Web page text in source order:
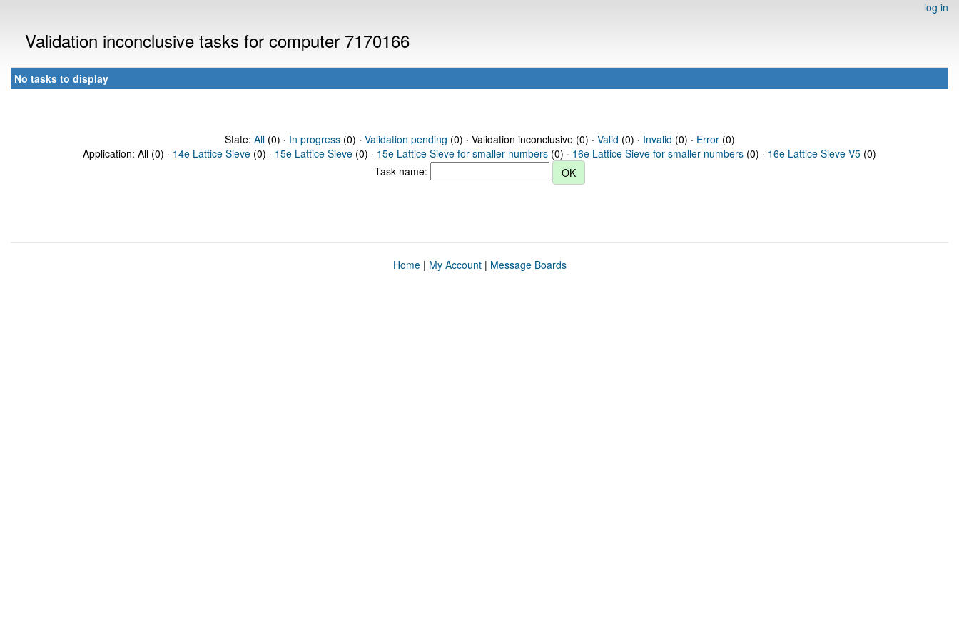
log in
Validation inconclusive tasks for computer 7170166
No tasks to display
State: All(0) · In progress(0) · Validation pending (0) · Validation inconclusive (0) · Valid (0) · Invalid (0) · Error(0)
Application: All (0) · 14e Lattice Sieve (0) · 15e Lattice Sieve (0) · 15e Lattice Sieve for smaller numbers (0) · 16e Lattice Sieve for smaller numbers (0) · 16e Lattice Sieve V5 (0)
Task name:
Home| My Account| Message Boards